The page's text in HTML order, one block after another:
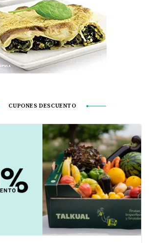
CUPONES DESCUENTO